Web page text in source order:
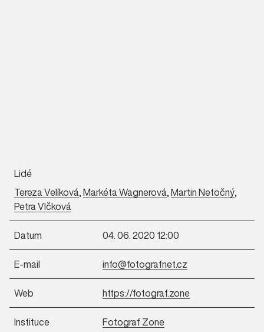
Lidé
Tereza Velíková,Markéta Wagnerová,Martin Netočný,
Petra Vlčková
Datum 04. 06. 2020 12:00
E-mail info@fotografnet.cz
Web https://fotograf.zone
Instituce Fotograf Zone